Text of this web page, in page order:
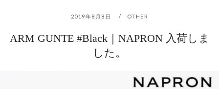
2019年8月8日 OTHER
ARM GUNTE #Black｜NAPRON 入荷しま
した。